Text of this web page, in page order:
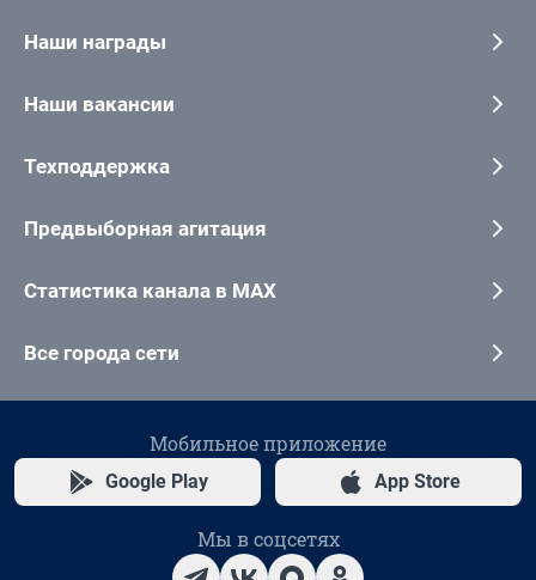
Наши награды
Наши вакансии
Техподдержка
Предвыборная агитация
Статистика канала в MAX
Все города сети
Мобильное приложение
Google Play App Store
Мы в соцсетях